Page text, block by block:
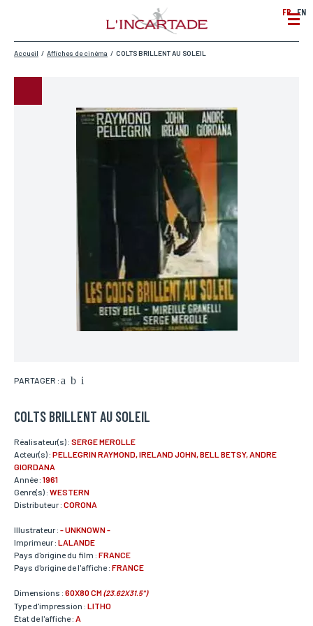
FR EN
Accueil / Affiches de cinéma / COLTS BRILLENT AU SOLEIL
PARTAGER :
COLTS BRILLENT AU SOLEIL
Réalisateur(s) : SERGE MEROLLE
Acteur(s) : PELLEGRIN RAYMOND, IRELAND JOHN, BELL BETSY, ANDRE
GIORDANA
Année : 1961
Genre(s) : WESTERN
Distributeur : CORONA
Illustrateur : - UNKNOWN -
Imprimeur : LALANDE
Pays d'origine du film : FRANCE
Pays d'origine de l'affiche : FRANCE
Dimensions : 60X80 CM(23.62X31.5")
Type d'impression : LITHO
État de l'affiche : A